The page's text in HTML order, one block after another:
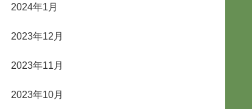
2024年1月
2023年12月
2023年11月
2023年10月